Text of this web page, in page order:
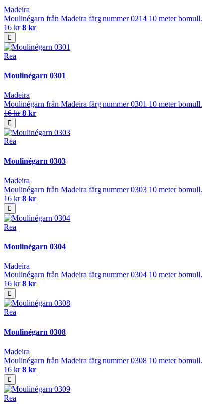
Madeira
Moulinégarn från Madeira färg nummer 0214 10 meter bomull.
16 kr 8 kr
Rea
Moulinégarn 0301
Madeira
Moulinégarn från Madeira färg nummer 0301 10 meter bomull.
16 kr 8 kr
Rea
Moulinégarn 0303
Madeira
Moulinégarn från Madeira färg nummer 0303 10 meter bomull.
16 kr 8 kr
Rea
Moulinégarn 0304
Madeira
Moulinégarn från Madeira färg nummer 0304 10 meter bomull.
16 kr 8 kr
Rea
Moulinégarn 0308
Madeira
Moulinégarn från Madeira färg nummer 0308 10 meter bomull.
16 kr 8 kr
Rea